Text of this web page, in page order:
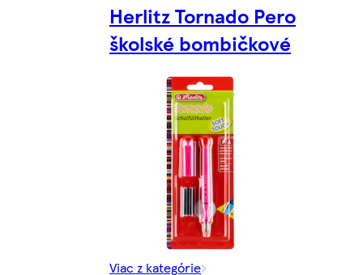
Herlitz Tornado Pero
školské bombičkové
Viac z kategórie